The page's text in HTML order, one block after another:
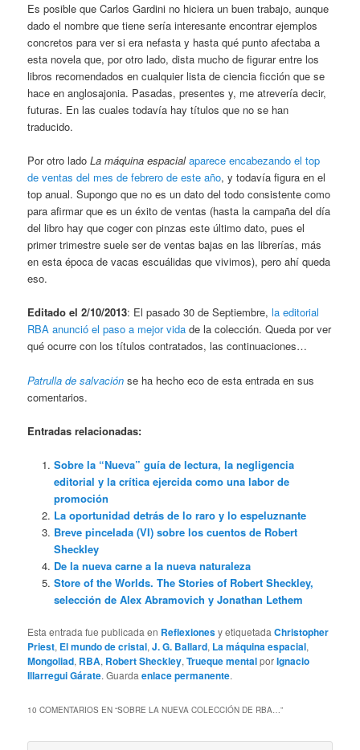
Es posible que Carlos Gardini no hiciera un buen trabajo, aunque
dado el nombre que tiene sería interesante encontrar ejemplos
concretos para ver si era nefasta y hasta qué punto afectaba a
esta novela que, por otro lado, dista mucho de figurar entre los
libros recomendados en cualquier lista de ciencia ficción que se
hace en anglosajonia. Pasadas, presentes y, me atrevería decir,
futuras. En las cuales todavía hay títulos que no se han
traducido.
Por otro ladoLa máquina espacial aparece encabezando el top
de ventas del mes de febrero de este año, y todavía figura en el
top anual. Supongo que no es un dato del todo consistente como
para afirmar que es un éxito de ventas (hasta la campaña del día
del libro hay que coger con pinzas este último dato, pues el
primer trimestre suele ser de ventas bajas en las librerías, más
en esta época de vacas escuálidas que vivimos), pero ahí queda
eso.
Editado el 2/10/2013: El pasado 30 de Septiembre,la editorial
RBA anunció el paso a mejor vida de la colección. Queda por ver
qué ocurre con los títulos contratados, las continuaciones…
Patrulla de salvación se ha hecho eco de esta entrada en sus
comentarios.
Entradas relacionadas:
Sobre la “Nueva” guía de lectura, la negligencia
editorial y la crítica ejercida como una labor de
promoción
La oportunidad detrás de lo raro y lo espeluznante
Breve pincelada (VI) sobre los cuentos de Robert
Sheckley
De la nueva carne a la nueva naturaleza
Store of the Worlds. The Stories of Robert Sheckley,
selección de Alex Abramovich y Jonathan Lethem
Esta entrada fue publicada en Reflexionesy etiquetadaChristopher
Priest, El mundo de cristal,J. G. Ballard, La máquina espacial,
Mongoliad, RBA, Robert Sheckley,Trueque mentalporIgnacio
Illarregui Gárate. Guardaenlace permanente.
10 COMENTARIOS EN “SOBRE LA NUEVA COLECCIÓN DE RBA…”